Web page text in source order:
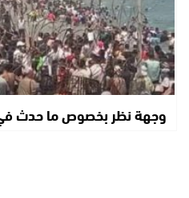
وجهة نظر بخصوص ما حدث